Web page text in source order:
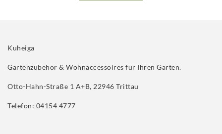
Kuheiga
Gartenzubehör & Wohnaccessoires für Ihren Garten.
Otto-Hahn-Straße 1 A+B, 22946 Trittau
Telefon: 04154 4777